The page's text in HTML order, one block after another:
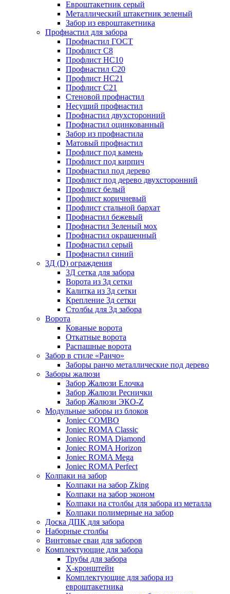
Евроштакетник серый
Металлический штакетник зеленый
Забор из евроштакетника
Профнастил для забора
Профнастил ГОСТ
Профлист С8
Профлист НС10
Профнастил С20
Профлист НС21
Профлист С21
Стеновой профнастил
Несущий профнастил
Профнастил двухсторонний
Профнастил оцинкованный
Забор из профнастила
Матовый профнастил
Профлист под камень
Профлист под кирпич
Профнастил под дерево
Профлист под дерево двухсторонний
Профлист белый
Профлист коричневый
Профлист стальной бархат
Профнастил бежевый
Профнастил Зеленый мох
Профнастил окрашенный
Профнастил серый
Профнастил синий
3Д (D) ограждения
3Д сетка для забора
Ворота из 3д сетки
Калитка из 3д сетки
Крепление 3д сетки
Столбы для 3д забора
Ворота
Кованые ворота
Откатные ворота
Распашные ворота
Забор в стиле «Ранчо»
Заборы ранчо металлические под дерево
Заборы жалюзи
Забор Жалюзи Елочка
Забор Жалюзи Реснички
Забор Жалюзи ЭКО-Z
Модульные заборы из блоков
Joniec COMBO
Joniec ROMA Classic
Joniec ROMA Diamond
Joniec ROMA Horizon
Joniec ROMA Mega
Joniec ROMA Perfect
Колпаки на забор
Колпаки на забор Zking
Колпаки на забор эконом
Колпаки на столбы для забора из металла
Колпаки полимерные на забор
Доска ДПК для забора
Наборные столбы
Винтовые сваи для заборов
Комплектующие для забора
Трубы для забора
Х-кронштейн
Комплектующие для забора из
евроштакетника